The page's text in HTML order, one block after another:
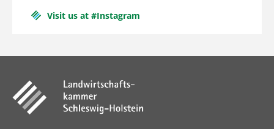
Visit us at #Instagram